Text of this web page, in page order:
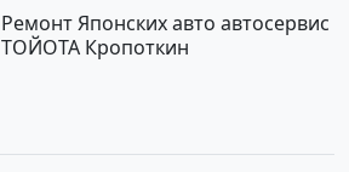
Ремонт Японских авто автосервис
ТОЙОТА Кропоткин